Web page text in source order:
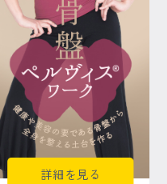
詳細を見る